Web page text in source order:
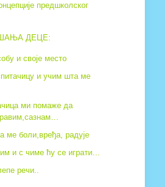
предшколског
ДЕЦЕ:
и своје место
и учим шта ме
ми помаже да
ме боли,вређа, радује
и с чиме ћу се играти…
речи..